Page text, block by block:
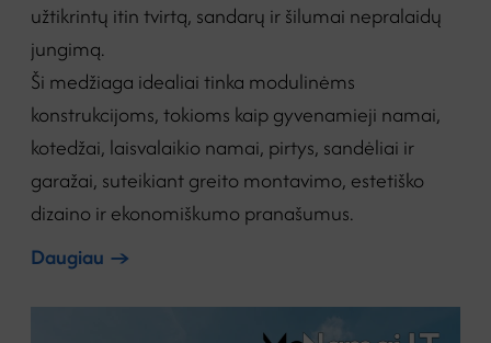
užtikrintų itin tvirtą, sandarų ir šilumai nepralaidų
jungimą.
Ši medžiaga idealiai tinka modulinėms
konstrukcijoms, tokioms kaip gyvenamieji namai,
kotedžai, laisvalaikio namai, pirtys, sandėliai ir
garažai, suteikiant greito montavimo, estetiško
dizaino ir ekonomiškumo pranašumus.
Daugiau →